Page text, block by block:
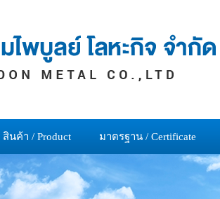
สินค้า / Product มาตรฐาน / Certificate